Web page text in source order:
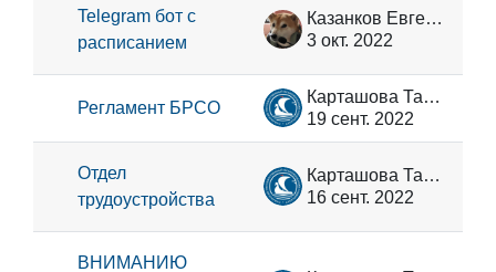
Telegram бот с
расписанием
Казанков Евгений Александрович
3 окт. 2022
Регламент БРСО
Карташова Татьяна Владимировна
19 сент. 2022
Отдел
трудоустройства
Карташова Татьяна Владимировна
16 сент. 2022
ВНИМАНИЮ